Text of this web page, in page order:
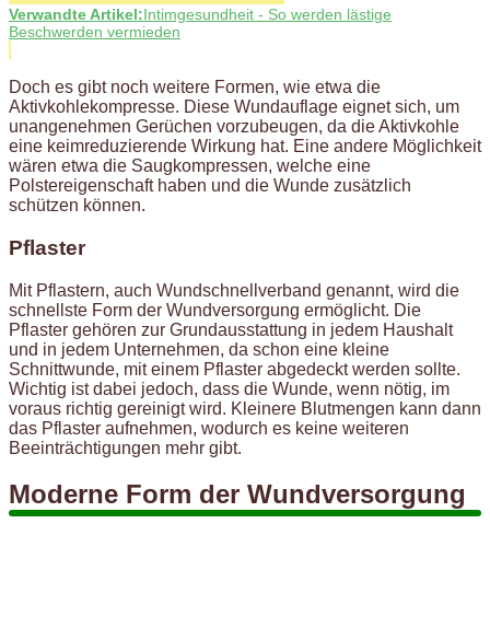
Verwandte Artikel:Intimgesundheit - So werden lästige
Beschwerden vermieden
Doch es gibt noch weitere Formen, wie etwa die
Aktivkohlekompresse. Diese Wundauflage eignet sich, um
unangenehmen Gerüchen vorzubeugen, da die Aktivkohle
eine keimreduzierende Wirkung hat. Eine andere Möglichkeit
wären etwa die Saugkompressen, welche eine
Polstereigenschaft haben und die Wunde zusätzlich
schützen können.
Pflaster
Mit Pflastern, auch Wundschnellverband genannt, wird die
schnellste Form der Wundversorgung ermöglicht. Die
Pflaster gehören zur Grundausstattung in jedem Haushalt
und in jedem Unternehmen, da schon eine kleine
Schnittwunde, mit einem Pflaster abgedeckt werden sollte.
Wichtig ist dabei jedoch, dass die Wunde, wenn nötig, im
voraus richtig gereinigt wird. Kleinere Blutmengen kann dann
das Pflaster aufnehmen, wodurch es keine weiteren
Beeinträchtigungen mehr gibt.
Moderne Form der Wundversorgung